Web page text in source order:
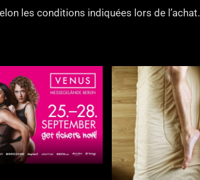
les conditions indiquées lors de l’achat.